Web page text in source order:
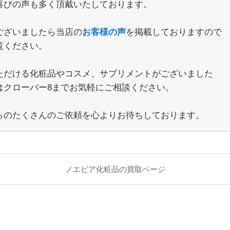
の声も多く頂戴いたしております。
ざいましたら当店のお客様の声を掲載しておりますので
ださい。
だける化粧品やコスメ、サプリメントがございました
クローバー8までお気軽にご相談ください。
のたくさんのご依頼を心よりお待ちしております。
ノエビア化粧品の買取ページ